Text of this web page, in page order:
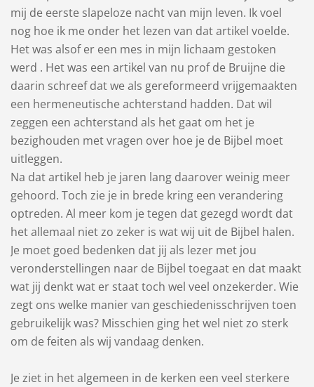
mij de eerste slapeloze nacht van mijn leven. Ik voel
nog hoe ik me onder het lezen van dat artikel voelde.
Het was alsof er een mes in mijn lichaam gestoken
werd . Het was een artikel van nu prof de Bruijne die
daarin schreef dat we als gereformeerd vrijgemaakten
een hermeneutische achterstand hadden. Dat wil
zeggen een achterstand als het gaat om het je
bezighouden met vragen over hoe je de Bijbel moet
uitleggen.
Na dat artikel heb je jaren lang daarover weinig meer
gehoord. Toch zie je in brede kring een verandering
optreden. Al meer kom je tegen dat gezegd wordt dat
het allemaal niet zo zeker is wat wij uit de Bijbel halen.
Je moet goed bedenken dat jij als lezer met jou
veronderstellingen naar de Bijbel toegaat en dat maakt
wat jij denkt wat er staat toch wel veel onzekerder. Wie
zegt ons welke manier van geschiedenisschrijven toen
gebruikelijk was? Misschien ging het wel niet zo sterk
om de feiten als wij vandaag denken.
Je ziet in het algemeen in de kerken een veel sterkere